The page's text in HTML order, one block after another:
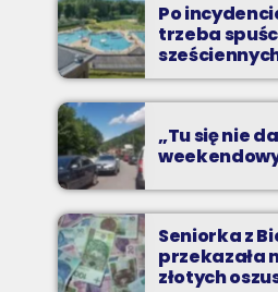
Z Kina Wzięte to audycja w
występuje roli głównej.
Po
trzeba
„Ogromne
praca”
„Tu się nie
Seniorka z
przekazała
złotych